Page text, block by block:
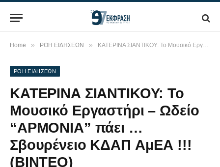
Home » ΡΟΗ ΕΙΔΗΣΕΩΝ » ΚΑΤΕΡΙΝΑ ΣΙΑΝΤΙΚΟΥ: To Mουσικό Εργαστήρι – Ωδείο “ΑΡΜΟΝΙΑ” πάει …Σβουρένειο ΚΔΑΠ ΑμΕΑ !!! (ΒΙΝΤΕΟ)
ΡΟΗ ΕΙΔΗΣΕΩΝ
ΚΑΤΕΡΙΝΑ ΣΙΑΝΤΙΚΟΥ: To
Mουσικό Εργαστήρι – Ωδείο
“ΑΡΜΟΝΙΑ” πάει …
Σβουρένειο ΚΔΑΠ ΑμΕΑ !!!
(ΒΙΝΤΕΟ)